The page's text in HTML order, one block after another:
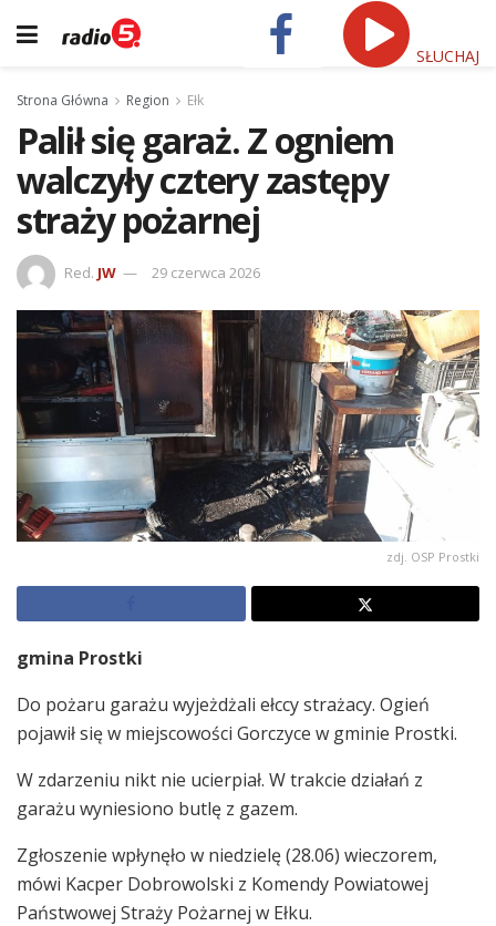
SŁUCHAJ
Strona Główna Region Ełk
Palił się garaż. Z ogniem
walczyły cztery zastępy
straży pożarnej
Red. JW 29 czerwca 2026
zdj. OSP Prostki
gmina Prostki
Do pożaru garażu wyjeżdżali ełccy strażacy. Ogień
pojawił się w miejscowości Gorczyce w gminie Prostki.
W zdarzeniu nikt nie ucierpiał. W trakcie działań z
garażu wyniesiono butlę z gazem.
Zgłoszenie wpłynęło w niedzielę (28.06) wieczorem,
mówi Kacper Dobrowolski z Komendy Powiatowej
Państwowej Straży Pożarnej w Ełku.